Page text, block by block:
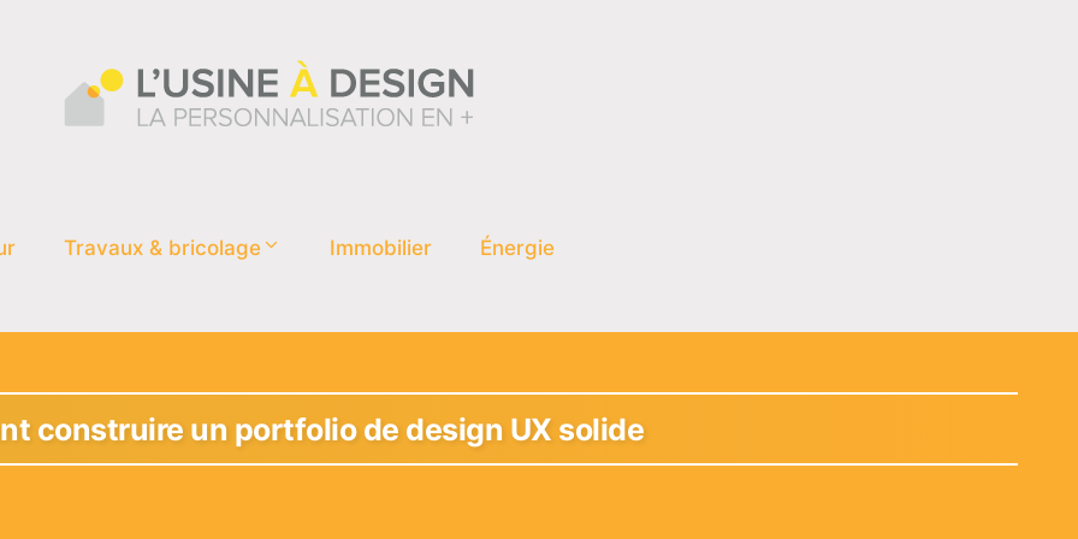
Travaux & bricolage Immobilier Énergie
construire un portfolio de design UX solide